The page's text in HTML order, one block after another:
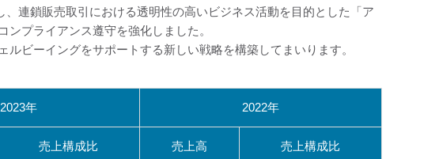
連鎖販売取引における透明性の高いビジネス活動を目的とした「ア
プライアンス遵守を強化しました。
ビーイングをサポートする新しい戦略を構築してまいります。
2023年 2022年
売上構成比 売上高 売上構成比